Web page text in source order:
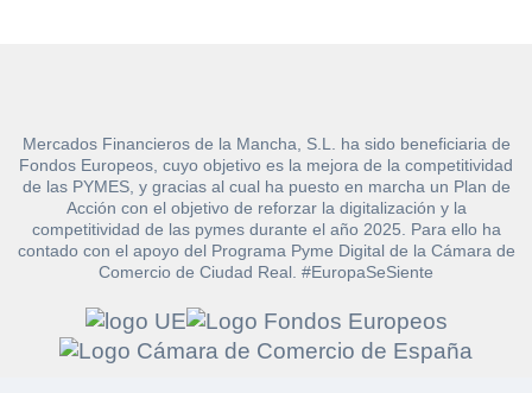
Mercados Financieros de la Mancha, S.L. ha sido beneficiaria de
Fondos Europeos, cuyo objetivo es la mejora de la competitividad
de las PYMES, y gracias al cual ha puesto en marcha un Plan de
Acción con el objetivo de reforzar la digitalización y la
competitividad de las pymes durante el año 2025. Para ello ha
contado con el apoyo del Programa Pyme Digital de la Cámara de
Comercio de Ciudad Real. #EuropaSeSiente